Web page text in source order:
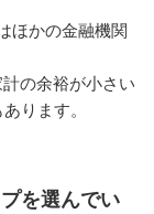
ほかの金融機関
の余裕が小さい
ります。
を選んでい